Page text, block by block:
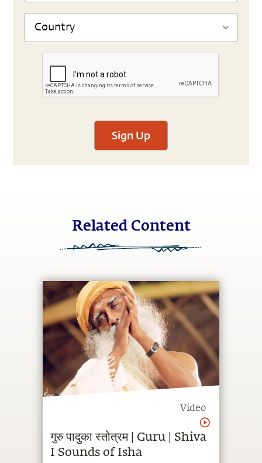
Sign Up
Related Content
Video
गुरु पादुका स्तोत्रम | Guru | Shiva
I Sounds of Isha